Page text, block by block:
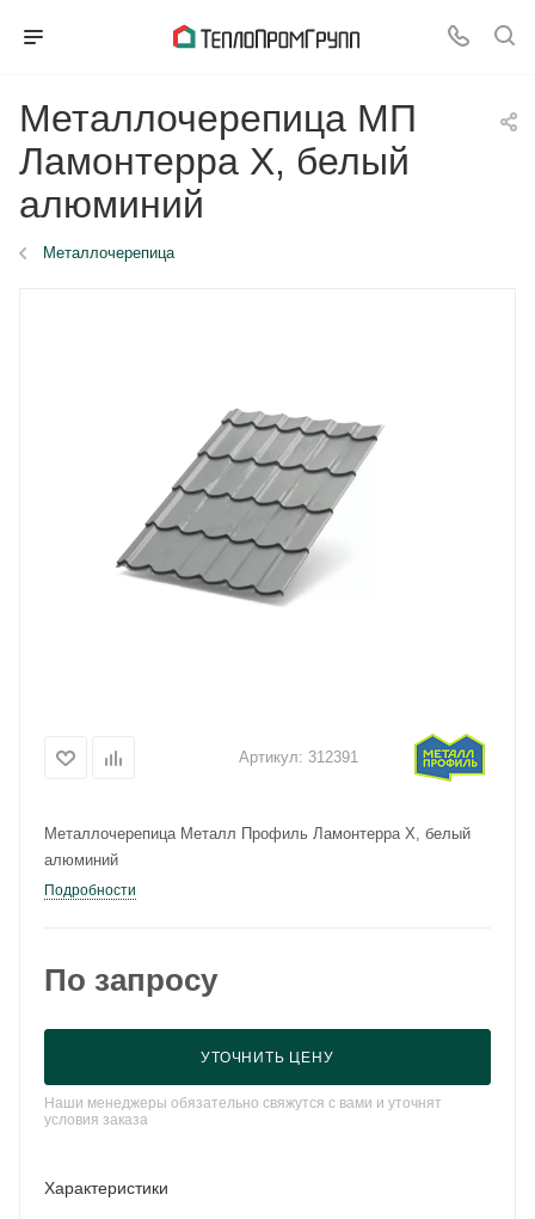
Металлочерепица МП
Ламонтерра X, белый
алюминий
Металлочерепица
Артикул: 312391
Металлочерепица Металл Профиль Ламонтерра X, белый
алюминий
Подробности
По запросу
УТОЧНИТЬ ЦЕНУ
Наши менеджеры обязательно свяжутся с вами и уточнят
условия заказа
Характеристики